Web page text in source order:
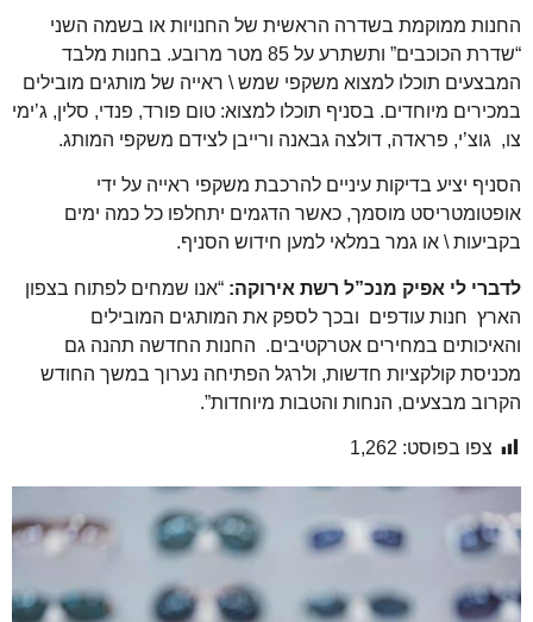
החנות ממוקמת בשדרה הראשית של החנויות או בשמה השני
“שדרת הכוכבים” ותשתרע על 85 מטר מרובע. בחנות מלבד
המבצעים תוכלו למצוא משקפי שמש \ ראייה של מותגים מובילים
במכירים מיוחדים. בסניף תוכלו למצוא: טום פורד, פנדי, סלין, ג’ימי
צו, גוצ’י, פראדה, דולצה גבאנה ורייבן לצידם משקפי המותג.
הסניף יציע בדיקות עיניים להרכבת משקפי ראייה על ידי
אופטומטריסט מוסמך, כאשר הדגמים יתחלפו כל כמה ימים
בקביעות \ או גמר במלאי למען חידוש הסניף.
לדברי לי אפיק מנכ”ל רשת אירוקה: “אנו שמחים לפתוח בצפון
הארץ חנות עודפים ובכך לספק את המותגים המובילים
והאיכותים במחירים אטרקטיבים. החנות החדשה תהנה גם
מכניסת קולקציות חדשות, ולרגל הפתיחה נערוך במשך החודש
הקרוב מבצעים, הנחות והטבות מיוחדות”.
צפו בפוסט: 1,262